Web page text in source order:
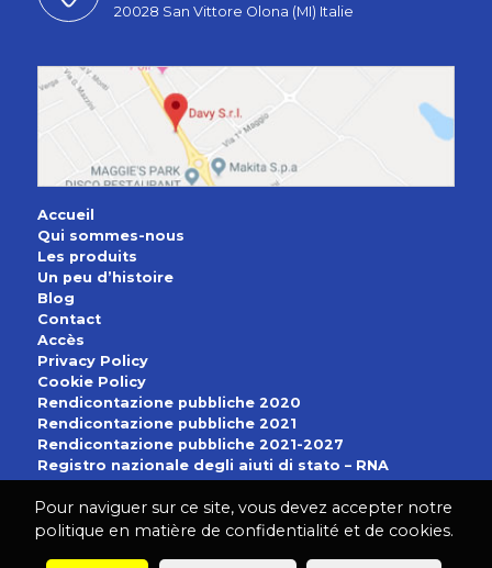
20028 San Vittore Olona (MI) Italie
Accueil
Qui sommes-nous
Les produits
Un peu d’histoire
Blog
Contact
Accès
Privacy Policy
Cookie Policy
Rendicontazione pubbliche 2020
Rendicontazione pubbliche 2021
Rendicontazione pubbliche 2021-2027
Registro nazionale degli aiuti di stato – RNA
Français
Pour naviguer sur ce site, vous devez accepter notre
politique en matière de confidentialité et de cookies.